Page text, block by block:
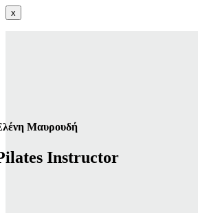
x
Μαυρουδή
Instructor